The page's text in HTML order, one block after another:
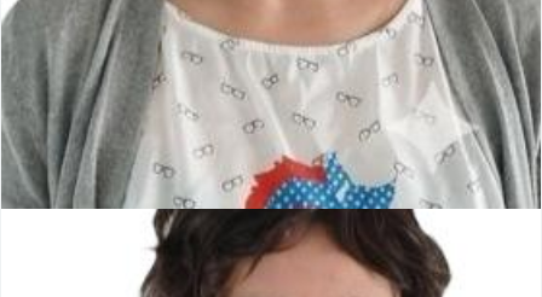
Sandrine JECKER
Conseillère municipale